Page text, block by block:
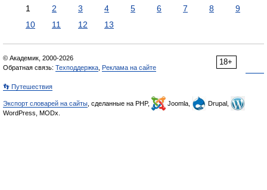
1 2 3 4 5 6 7 8
9
10
11 12 13
18+
© Академик, 2000-2026
Обратная связь: Техподдержка Реклама на сайте
👣 Путешествия
Экспорт словарей на сайты , сделанные на PHP, Joomla,
Drupal,
WordPress, MODx.